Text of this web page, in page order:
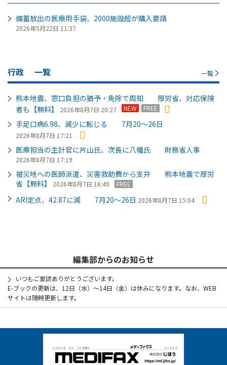
備蓄放出の医療用手袋、2000施設超が購入要請
2026年5月22日 11:37
行政 一覧 一覧
熊本地震、窓口負担の猶予・免除で周知 厚労省、対応保険
者も【無料】
2026年8月7日 20:27 NEW FREE
手足口病6.98、減少に転じる 7月20～26日
2026年8月7日 17:21
医療担当の主計官に片山氏、次長に八幡氏 財務省人事
2026年8月7日 17:19
被災地への医師派遣、災害救助費から支弁 熊本地震で厚労
省【無料】
2026年8月7日 16:49 FREE
ARI定点、42.87に減 7月20～26日 2026年8月7日 15:04
編集部からのお知らせ
いつもご愛読ありがとうございます。
E-ブックの更新は、12日（水）～14日（金）は休みになります。なお、WEB
サイトは随時更新します。